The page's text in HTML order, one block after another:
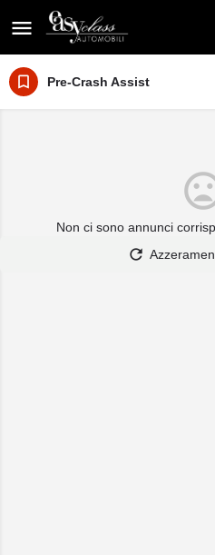
Pre-Crash Assist
Non ci sono annunci